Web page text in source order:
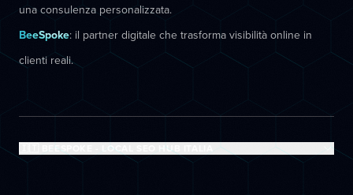
una consulenza personalizzata.
BeeSpoke: il partner digitale che trasforma visibilità online in
clienti reali.
🇮🇹 BEESPOKE - LOCAL SEO HUB ITALIA